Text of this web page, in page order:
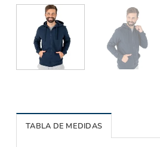
TABLA DE MEDIDAS